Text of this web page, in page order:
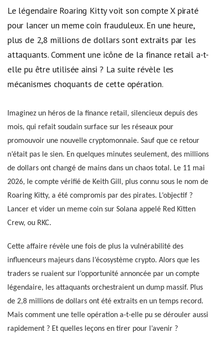
Le légendaire Roaring Kitty voit son compte X piraté
pour lancer un meme coin frauduleux. En une heure,
plus de 2,8 millions de dollars sont extraits par les
attaquants. Comment une icône de la finance retail a-t-
elle pu être utilisée ainsi ? La suite révèle les
mécanismes choquants de cette opération.
Imaginez un héros de la finance retail, silencieux depuis des
mois, qui refait soudain surface sur les réseaux pour
promouvoir une nouvelle cryptomonnaie. Sauf que ce retour
n’était pas le sien. En quelques minutes seulement, des millions
de dollars ont changé de mains dans un chaos total. Le 11 mai
2026, le compte vérifié de Keith Gill, plus connu sous le nom de
Roaring Kitty, a été compromis par des pirates. L’objectif ?
Lancer et vider un meme coin sur Solana appelé Red Kitten
Crew, ou RKC.
Cette affaire révèle une fois de plus la vulnérabilité des
influenceurs majeurs dans l’écosystème crypto. Alors que les
traders se ruaient sur l’opportunité annoncée par un compte
légendaire, les attaquants orchestraient un dump massif. Plus
de 2,8 millions de dollars ont été extraits en un temps record.
Mais comment une telle opération a-t-elle pu se dérouler aussi
rapidement ? Et quelles leçons en tirer pour l’avenir ?